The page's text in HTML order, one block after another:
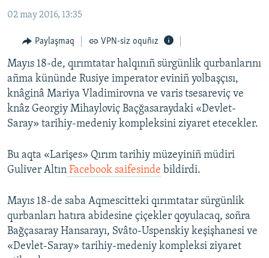
Qıdıruvğa
qaytmaq
MEDENİYET
İNSAN AQLARI
VİDEO
SÜRET
BLOGLAR
FİKİR
Русский
QOŞULIÑIZ!
02 may 2016, 13:35
Paylaşmaq VPN-siz oquñız
Mayıs 18-de, qırımtatar halqınıñ sürgünlik qurbanlarını
añma kününde Rusiye imperator eviniñ yolbaşçısı,
knâginâ Mariya Vladimirovna ve varis tsesareviç ve
knâz Georgiy Mihayloviç Baçğasaraydaki «Devlet-
Saray» tarihiy-medeniy kompleksini ziyaret etecekler.
Bu aqta «Larişes» Qırım tarihiy müzeyiniñ müdiri
Guliver Altın Facebook saifesinde bildirdi.
Mayıs 18-de saba Aqmescitteki qırımtatar sürgünlik
qurbanları hatıra abidesine çiçekler qoyulacaq, soñra
Bağçasaray Hansarayı, Svâto-Uspenskiy keşişhanesi ve
«Devlet-Saray» tarihiy-medeniy kompleksi ziyaret